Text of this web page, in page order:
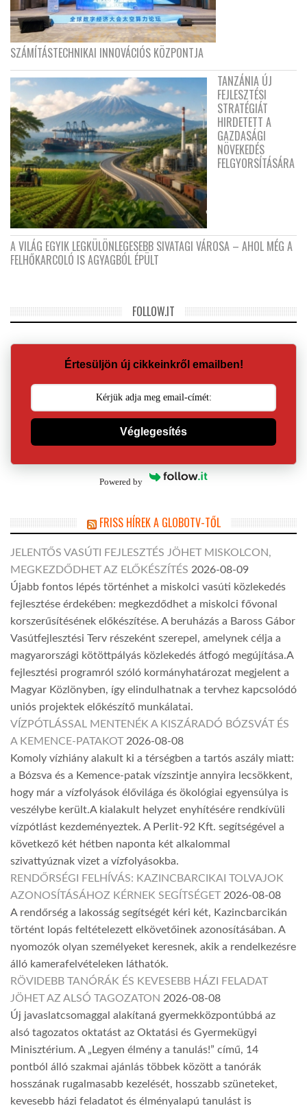
SZÁMÍTÁSTECHNIKAI INNOVÁCIÓS KÖZPONTJA
TANZÁNIA ÚJ
FEJLESZTÉSI
STRATÉGIÁT
HIRDETETT A
GAZDASÁGI
NÖVEKEDÉS
FELGYORSÍTÁSÁRA
A VILÁG EGYIK LEGKÜLÖNLEGESEBB SIVATAGI VÁROSA – AHOL MÉG A
FELHŐKARCOLÓ IS AGYAGBÓL ÉPÜLT
FOLLOW.IT
Értesüljön új cikkeinkről emailben!
Véglegesítés
Powered by
FRISS HÍREK A GLOBOTV-TŐL
JELENTŐS VASÚTI FEJLESZTÉS JÖHET MISKOLCON,
MEGKEZDŐDHET AZ ELŐKÉSZÍTÉS 2026-08-09
Újabb fontos lépés történhet a miskolci vasúti közlekedés
fejlesztése érdekében: megkezdődhet a miskolci fővonal
korszerűsítésének előkészítése. A beruházás a Baross Gábor
Vasútfejlesztési Terv részeként szerepel, amelynek célja a
magyarországi kötöttpályás közlekedés átfogó megújítása.A
fejlesztési programról szóló kormányhatározat megjelent a
Magyar Közlönyben, így elindulhatnak a tervhez kapcsolódó
uniós projektek előkészítő munkálatai.
VÍZPÓTLÁSSAL MENTENÉK A KISZÁRADÓ BÓZSVÁT ÉS
A KEMENCE-PATAKOT 2026-08-08
Komoly vízhiány alakult ki a térségben a tartós aszály miatt:
a Bózsva és a Kemence-patak vízszintje annyira lecsökkent,
hogy már a vízfolyások élővilága és ökológiai egyensúlya is
veszélybe került.A kialakult helyzet enyhítésére rendkívüli
vízpótlást kezdeményeztek. A Perlit-92 Kft. segítségével a
következő két hétben naponta két alkalommal
szivattyúznak vizet a vízfolyásokba.
RENDŐRSÉGI FELHÍVÁS: KAZINCBARCIKAI TOLVAJOK
AZONOSÍTÁSÁHOZ KÉRNEK SEGÍTSÉGET 2026-08-08
A rendőrség a lakosság segítségét kéri két, Kazincbarcikán
történt lopás feltételezett elkövetőinek azonosításában. A
nyomozók olyan személyeket keresnek, akik a rendelkezésre
álló kamerafelvételeken láthatók.
RÖVIDEBB TANÓRÁK ÉS KEVESEBB HÁZI FELADAT
JÖHET AZ ALSÓ TAGOZATON 2026-08-08
Új javaslatcsomaggal alakítaná gyermekközpontúbbá az
alsó tagozatos oktatást az Oktatási és Gyermekügyi
Minisztérium. A „Legyen élmény a tanulás!” című, 14
pontból álló szakmai ajánlás többek között a tanórák
hosszának rugalmasabb kezelését, hosszabb szüneteket,
kevesebb házi feladatot és élményalapú tanulást is